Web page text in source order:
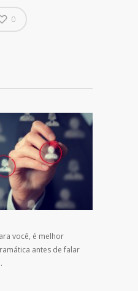
0
você, é melhor
antes de falar